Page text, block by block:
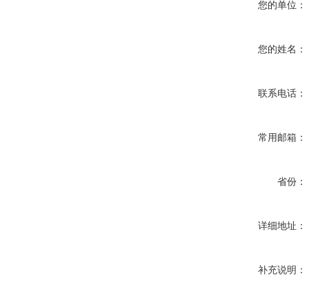
您的单位：
您的姓名：
联系电话：
常用邮箱：
省份：
详细地址：
补充说明：